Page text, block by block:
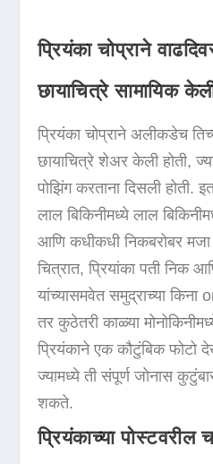
प्रियंका चोप्राने
छायाचित्रे सामायिक
प्रियंका चोप्राने अलीकडेच
छायाचित्रे शेअर केली होती,
पोझिंग करताना दिसली होती.
लाल बिकिनीमध्ये लाल
आणि कधीकधी निकबरोबर मजा
चित्रात, प्रियांका पती निक
यांच्यासमवेत समुद्राच्या किना
तर कुठेतरी काळ्या
प्रियंकाने एक कौटुंबिक फोटो
ज्यामध्ये ती संपूर्ण जोनास
शकते.
प्रियंकाच्या पोस्टवरील